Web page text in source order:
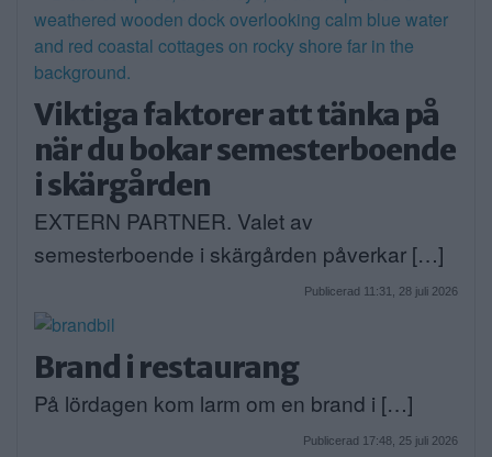
Viktiga faktorer att tänka på
när du bokar semesterboende
i skärgården
EXTERN PARTNER. Valet av
semesterboende i skärgården påverkar […]
Publicerad 11:31, 28 juli 2026
Brand i restaurang
På lördagen kom larm om en brand i […]
Publicerad 17:48, 25 juli 2026